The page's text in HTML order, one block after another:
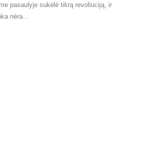
pasaulyje sukėlė tikrą revoliuciją, ir
nėra…